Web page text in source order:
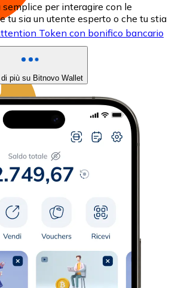
Token con bonifico bancario
bonifico bancario
per interagire con le
tu sia un utente esperto o che tu stia
più su Bitnovo Wallet